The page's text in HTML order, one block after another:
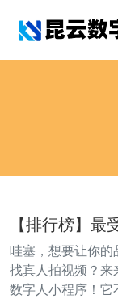
【排行榜】
哇塞，想要让你
找真人拍视频？
数字人小程序！